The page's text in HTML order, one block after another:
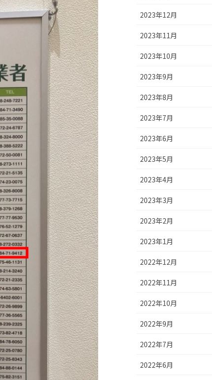
2023年12月
2023年11月
2023年10月
2023年9月
2023年8月
2023年7月
2023年6月
2023年5月
2023年4月
2023年3月
2023年2月
2023年1月
2022年12月
2022年11月
2022年10月
2022年9月
2022年7月
2022年6月